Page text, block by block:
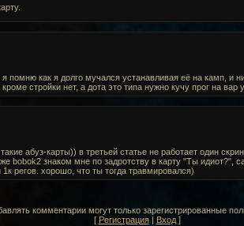
помню как я долго мучался устанавливая её на камп, и
стройки нет, а дота это типа нужно кучу прог на
абуз-карты)) в третьей статье не работает один
bobok2 знаком мне по задротству в карту "Ты идиот?",
регов. хорошо, что ты тогда травмировался)
комментарии могут только зарегистрированные
[ Регистрация| Вход]